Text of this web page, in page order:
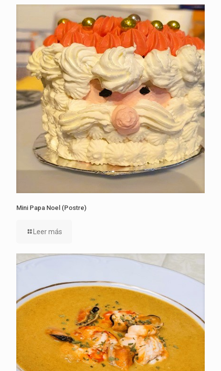
Mini Papa Noel (Postre)
Leer más